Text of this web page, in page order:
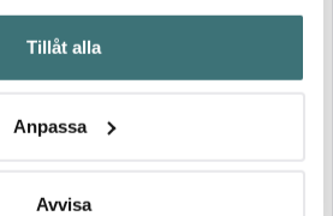
om din geografiska plats som
på upp till flera meter
genom att aktivt skanna den för
dina personliga uppgifter
tillbaka ditt samtycke när som
Tillåt alla
Anpassa
Avvisa
Le Creuset
rund 26 cm 5,3 L Volcanic
I lager